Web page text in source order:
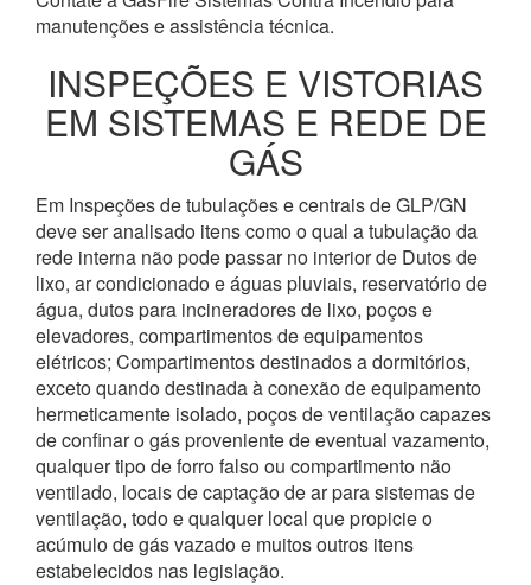
manutenções e assistência técnica.
INSPEÇÕES E VISTORIAS
EM SISTEMAS E REDE DE
GÁS
Em Inspeções de tubulações e centrais de GLP/GN
deve ser analisado itens como o qual a tubulação da
rede interna não pode passar no interior de Dutos de
lixo, ar condicionado e águas pluviais, reservatório de
água, dutos para incineradores de lixo, poços e
elevadores, compartimentos de equipamentos
elétricos; Compartimentos destinados a dormitórios,
exceto quando destinada à conexão de equipamento
hermeticamente isolado, poços de ventilação capazes
de confinar o gás proveniente de eventual vazamento,
qualquer tipo de forro falso ou compartimento não
ventilado, locais de captação de ar para sistemas de
ventilação, todo e qualquer local que propicie o
acúmulo de gás vazado e muitos outros itens
estabelecidos nas legislação.